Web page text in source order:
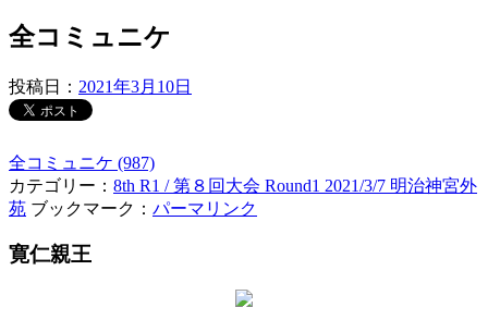
全コミュニケ
投稿日： 2021年3月10日
全コミュニケ (987)
カテゴリー： 8th R1 / 第８回大会 Round1 2021/3/7 明治神宮外
苑 ブックマーク： パーマリンク
寛仁親王